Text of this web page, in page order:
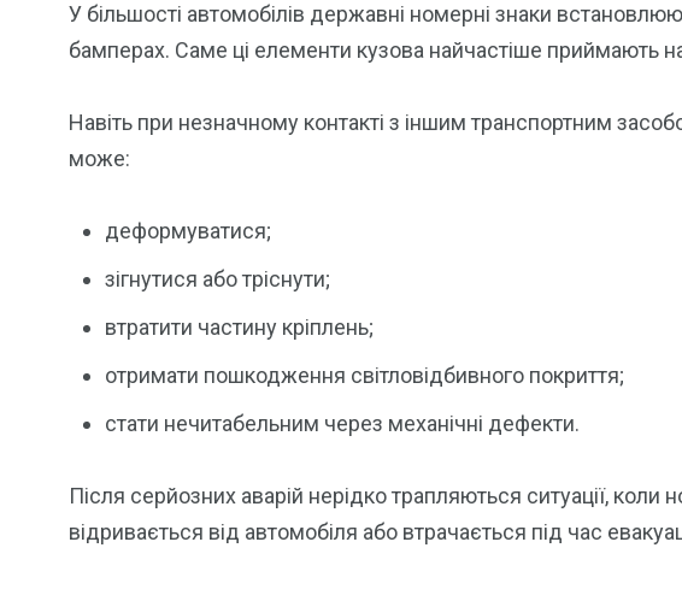
У більшості автомобілів державні номерні знаки
бамперах. Саме ці елементи кузова найчастіше приймають
Навіть при незначному контакті з іншим транспортним
може:
деформуватися;
зігнутися або тріснути;
втратити частину кріплень;
отримати пошкодження світловідбивного покриття;
стати нечитабельним через механічні дефекти.
Після серйозних аварій нерідко трапляються ситуації, коли
відривається від автомобіля або втрачається під час